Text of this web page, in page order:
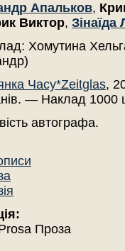
Апальков,
Виктор, Зінаїда
Хомутина
Часу*Zeitglas,
— Наклад 1000
автографа.
Проза